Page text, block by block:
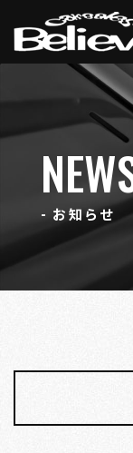
- お知らせ